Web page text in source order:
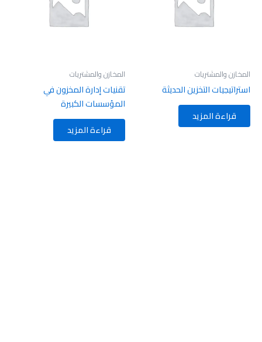
المخازن والمشتريات
استراتيجيات التخزين الحديثة
قراءة المزيد
المخازن والمشتريات
تقنيات إدارة المخزون في
المؤسسات الكبيرة
قراءة المزيد